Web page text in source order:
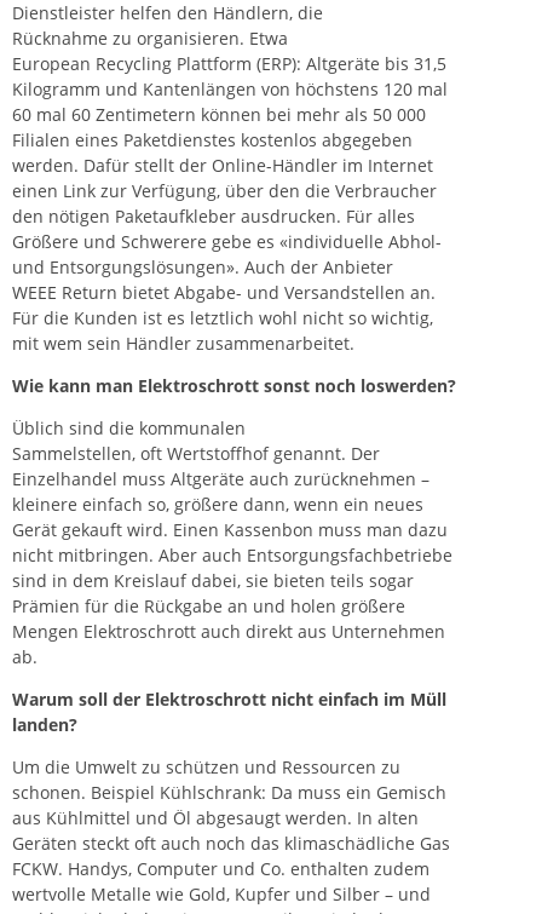
Dienstleister helfen den Händlern, die
Rücknahme zu organisieren. Etwa
European Recycling Plattform (ERP): Altgeräte bis 31,5
Kilogramm und Kantenlängen von höchstens 120 mal
60 mal 60 Zentimetern können bei mehr als 50 000
Filialen eines Paketdienstes kostenlos abgegeben
werden. Dafür stellt der Online-Händler im Internet
einen Link zur Verfügung, über den die Verbraucher
den nötigen Paketaufkleber ausdrucken. Für alles
Größere und Schwerere gebe es «individuelle Abhol-
und Entsorgungslösungen». Auch der Anbieter
WEEE Return bietet Abgabe- und Versandstellen an.
Für die Kunden ist es letztlich wohl nicht so wichtig,
mit wem sein Händler zusammenarbeitet.
Wie kann man Elektroschrott sonst noch loswerden?
Üblich sind die kommunalen
Sammelstellen, oft Wertstoffhof genannt. Der
Einzelhandel muss Altgeräte auch zurücknehmen –
kleinere einfach so, größere dann, wenn ein neues
Gerät gekauft wird. Einen Kassenbon muss man dazu
nicht mitbringen. Aber auch Entsorgungsfachbetriebe
sind in dem Kreislauf dabei, sie bieten teils sogar
Prämien für die Rückgabe an und holen größere
Mengen Elektroschrott auch direkt aus Unternehmen
ab.
Warum soll der Elektroschrott nicht einfach im Müll
landen?
Um die Umwelt zu schützen und Ressourcen zu
schonen. Beispiel Kühlschrank: Da muss ein Gemisch
aus Kühlmittel und Öl abgesaugt werden. In alten
Geräten steckt oft auch noch das klimaschädliche Gas
FCKW. Handys, Computer und Co. enthalten zudem
wertvolle Metalle wie Gold, Kupfer und Silber – und